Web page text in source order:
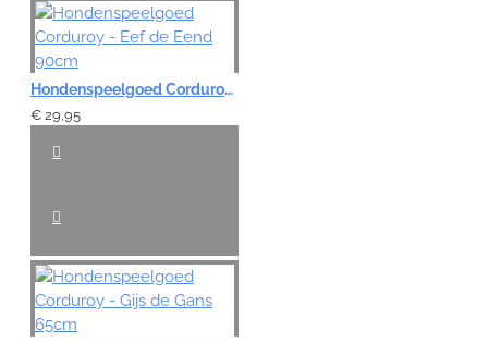
Hondenspeelgoed Corduroy - Eef de Eend 90cm
€ 29,95